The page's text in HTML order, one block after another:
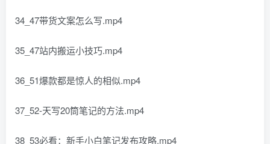
34_47带货文案怎么写.mp4
35_47站内搬运小技巧.mp4
36_51爆款都是惊人的相似.mp4
37_52-天写20筒笔记的方法.mp4
38_53必看：新手小白笔记发布攻略.mp4